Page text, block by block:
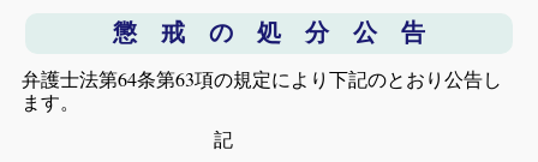
懲 戒 の 処 分 公 告
弁護士法第64条第63項の規定により下記のとおり公告し
ます。
記